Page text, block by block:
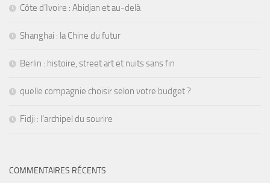
Côte d’Ivoire : Abidjan et au-delà
Shanghai : la Chine du futur
Berlin : histoire, street art et nuits sans fin
quelle compagnie choisir selon votre budget ?
Fidji : l’archipel du sourire
COMMENTAIRES RÉCENTS